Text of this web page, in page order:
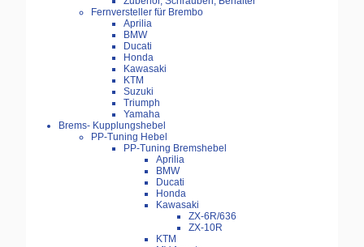
Fernversteller für Brembo
Aprilia
BMW
Ducati
Honda
Kawasaki
KTM
Suzuki
Triumph
Yamaha
Brems- Kupplungshebel
PP-Tuning Hebel
PP-Tuning Bremshebel
Aprilia
BMW
Ducati
Honda
Kawasaki
ZX-6R/636
ZX-10R
KTM